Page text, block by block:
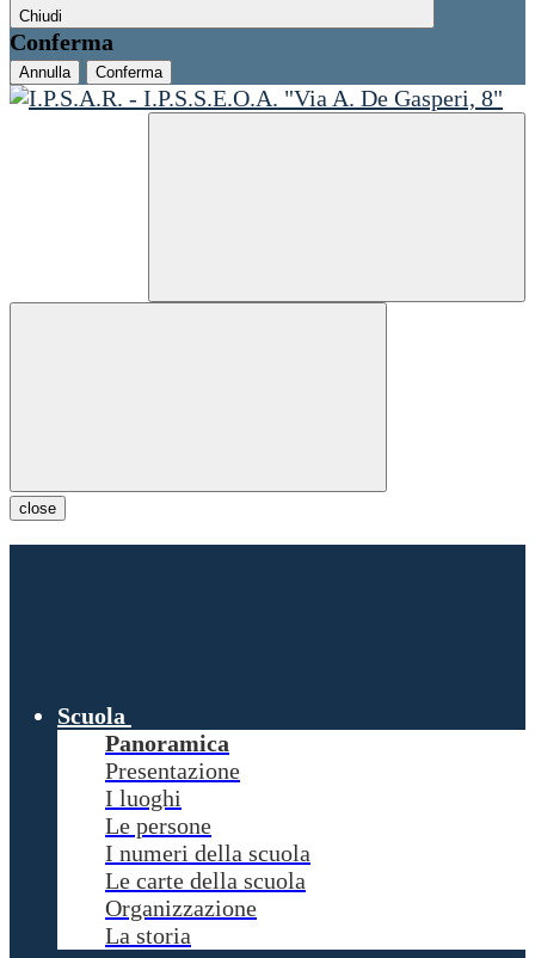
Chiudi
Conferma
Annulla Conferma
close
Scuola
Panoramica
Presentazione
I luoghi
Le persone
I numeri della scuola
Le carte della scuola
Organizzazione
La storia